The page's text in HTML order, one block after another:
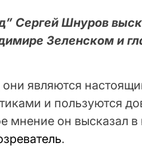
Сергей Шнуров
Зеленском и
являются
и пользуются
мнение он высказал
.